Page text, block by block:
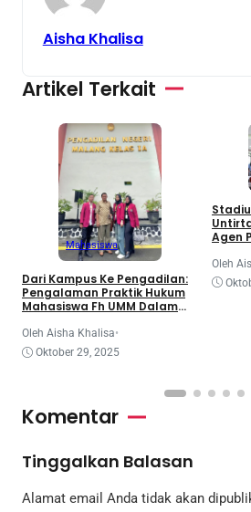
Aisha Khalisa
Artikel Terkait
Mahasiswa
Dari Kampus Ke Pengadilan:
Pengalaman Praktik Hukum
Mahasiswa Fh UMM Dalam
Oleh Aisha Khalisa•
Oktober 29, 2025
Agen
Oleh
Komentar
Tinggalkan Balasan
Alamat email Anda tidak akan